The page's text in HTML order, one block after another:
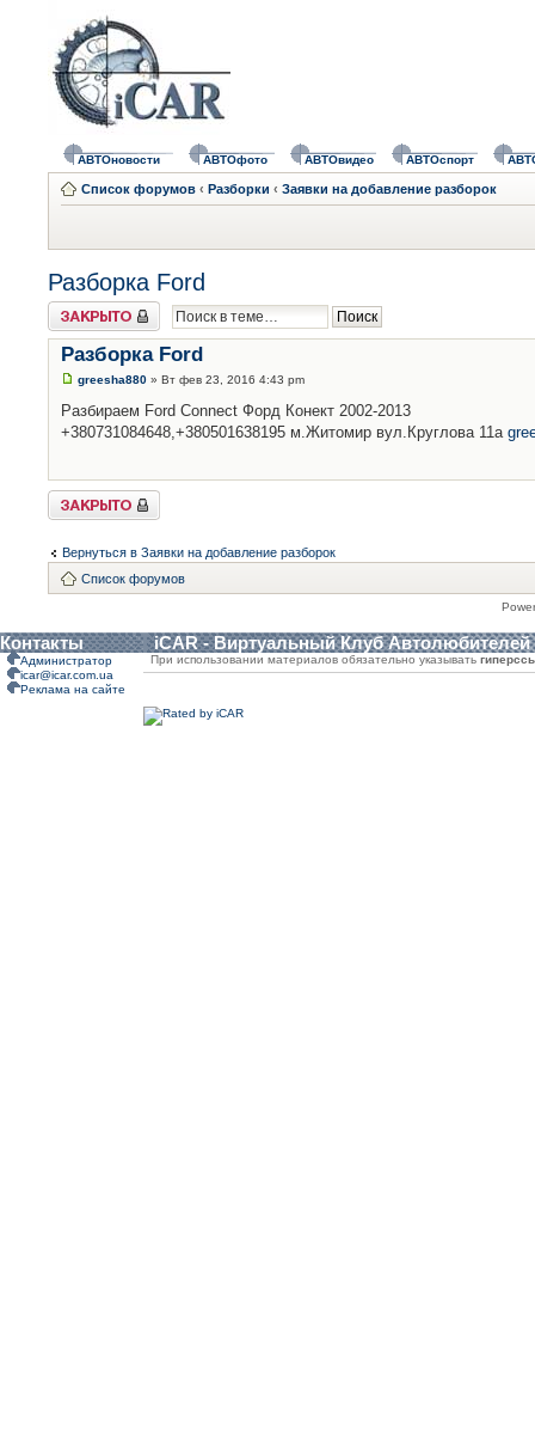
АВТОновости АВТОфото АВТОвидео АВТОспорт
Список форумов ‹ Разборки ‹ Заявки на добавление разборок
Разборка Ford
Закрыто
Разборка Ford
greesha880 » Вт фев 23, 2016 4:43 pm
Разбираем Ford Connect Форд Конект 2002-2013
+380731084648,+380501638195 м.Житомир вул.Круглова 11а
Закрыто
Вернуться в Заявки на добавление разборок
Список форумов
Контакты iCAR - Виртуальный Клуб Автолюбителей
Администратор
icar@icar.com.ua
Реклама на сайте
При использовании материалов обязательно указывать